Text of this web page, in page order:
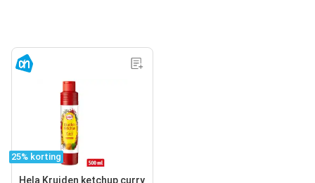
25% korting
Hela Kruiden ketchup curry